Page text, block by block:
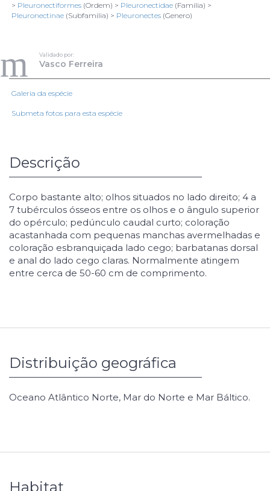
> Pleuronectiformes(Ordem) > Pleuronectidae(Familia) >
Pleuronectinae(Subfamilia) > Pleuronectes(Genero)
Mike WeberTodos os direitos reservados
Validado por:
Vasco Ferreira
Galeria da espécie
Submeta fotos para esta espécie
Descrição
Corpo bastante alto; olhos situados no lado direito; 4 a
7 tubérculos ósseos entre os olhos e o ângulo superior
do opérculo; pedúnculo caudal curto; coloração
acastanhada com pequenas manchas avermelhadas e
coloração esbranquiçada lado cego; barbatanas dorsal
e anal do lado cego claras. Normalmente atingem
entre cerca de 50-60 cm de comprimento.
Distribuição geográfica
Oceano Atlântico Norte, Mar do Norte e Mar Báltico.
Habitat